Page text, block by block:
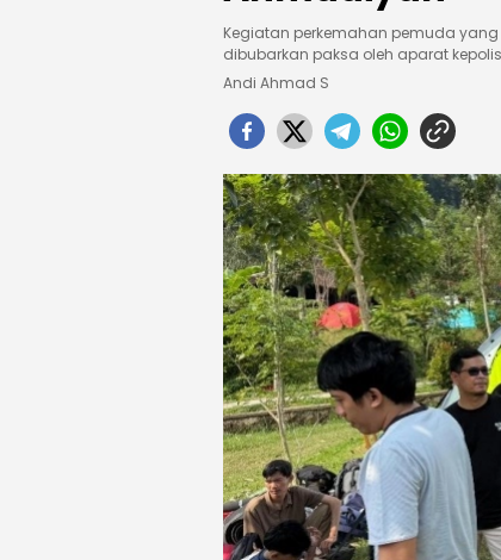
Kegiatan perkemahan pemuda
dibubarkan paksa oleh aparat
Andi Ahmad S